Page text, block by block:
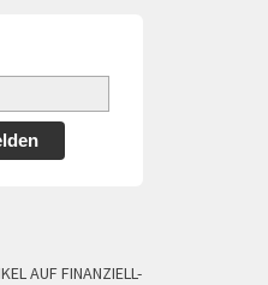
AUF FINANZIELL-